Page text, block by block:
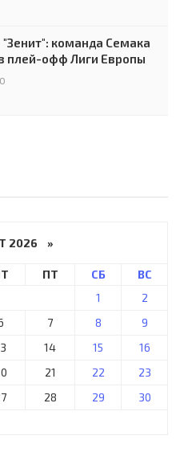
команда Семака
плей-офф Лиги Европы
2026 »
ПТ СБ
ВС
1
2
7 8
9
14 15
16
21 22
23
28 29
30